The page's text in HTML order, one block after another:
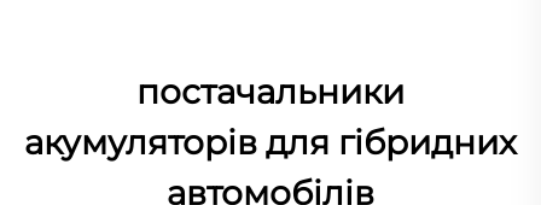
постачальники
акумуляторів для гібридних
автомобілів